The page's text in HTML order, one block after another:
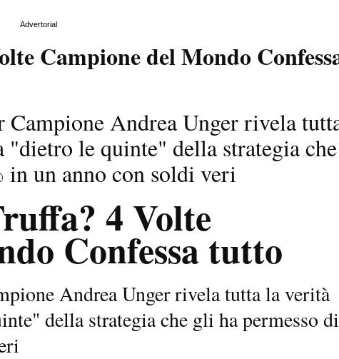
Advertorial
Campione del Mondo
Andrea Unger rivela
le quinte" della strategia che
in un anno con soldi veri
4 Volte
Confessa tutto
Andrea Unger rivela tutta la verità
della strategia che gli ha permesso di